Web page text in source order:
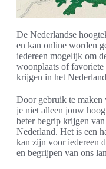
De Nederlandse
en kan online worden
iedereen mogelijk om
woonplaats of favoriete
krijgen in het
Door gebruik te maken
je niet alleen jouw
beter begrip krijgen
Nederland. Het is een
kan zijn voor iedereen
en begrijpen van ons